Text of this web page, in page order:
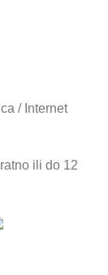
/ Internet
ili do 12